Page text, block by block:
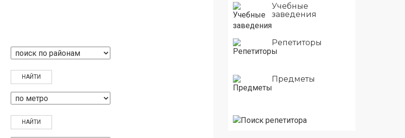
Учебные
заведения
Репетиторы
Предметы